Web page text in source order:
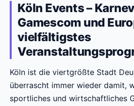
Köln Events –
Gamescom und
vielfältigstes
Köln ist die viertgrößte Stadt
überrascht immer wieder damit,
sportliches und wirtschaftliches